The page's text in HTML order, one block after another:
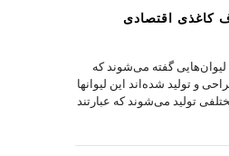
کاغذی اقتصادی
لیوان‌هایی گفته می‌شوند که
و تولید شده‌اند این لیوانها
تولید می‌شوند که عبارتند